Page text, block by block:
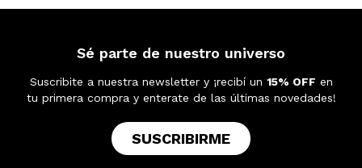
Sé parte de nuestro universo
Suscribite a nuestra newsletter y ¡recibí un 15% OFF en
tu primera compra y enterate de las últimas novedades!
SUSCRIBIRME